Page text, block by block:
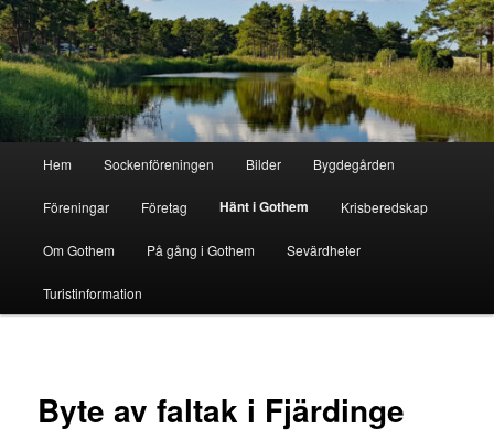
Hoppa
till
primärt
innehållGothem.se
Hem Sockenföreningen Bilder Bygdegården
Föreningar Företag Hänt i Gothem Krisberedskap
Om Gothem På gång i Gothem Sevärdheter
Turistinformation
Byte av faltak i Fjärdinge